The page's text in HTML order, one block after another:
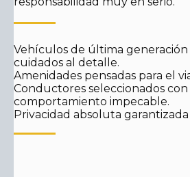
Vehículos de última
cuidados al detalle.
Amenidades pensadas para el
Conductores seleccionados
comportamiento impecable.
Privacidad absoluta